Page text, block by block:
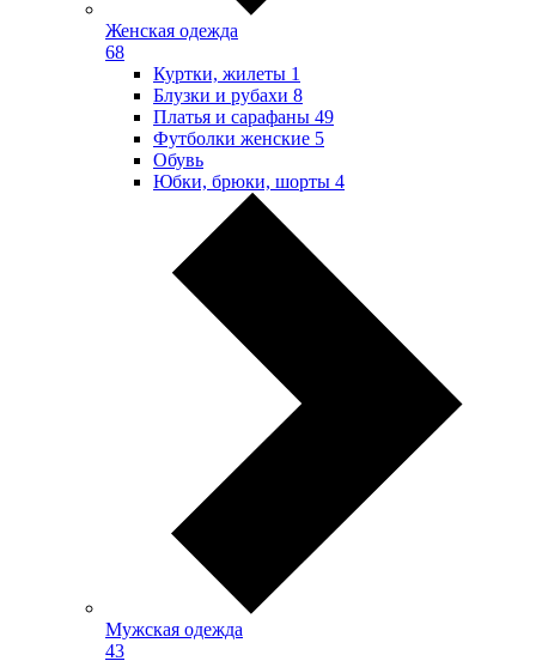
Женская одежда
68
Куртки, жилеты 1
Блузки и рубахи 8
Платья и сарафаны 49
Футболки женские 5
Обувь
Юбки, брюки, шорты 4
Мужская одежда
43